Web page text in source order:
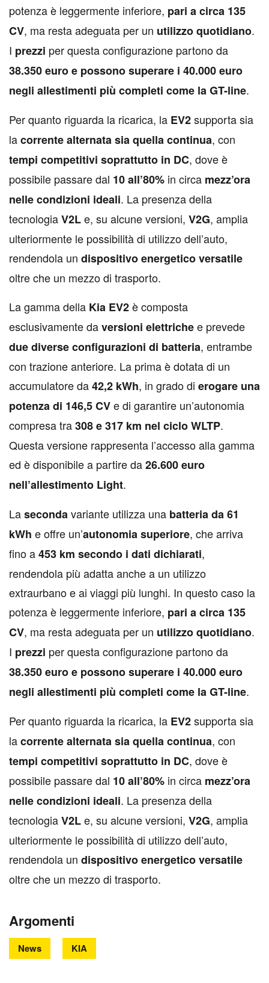
potenza è leggermente inferiore, pari a circa 135
CV, ma resta adeguata per un utilizzo quotidiano.
I prezzi per questa configurazione partono da
38.350 euro e possono superare i 40.000 euro
negli allestimenti più completi come la GT-line.
Per quanto riguarda la ricarica, la EV2supporta sia
lacorrente alternata sia quella continua, con
tempi competitivi soprattutto in DC, dove è
possibile passare dal 10 all’80% in circa mezz’ora
nelle condizioni ideali. La presenza della
tecnologiaV2Le, su alcune versioni, V2G, amplia
ulteriormente le possibilità di utilizzo dell’auto,
rendendola un dispositivo energetico versatile
oltre che un mezzo di trasporto.
La gamma della Kia EV2è composta
esclusivamente daversioni elettrichee prevede
due diverse configurazioni di batteria, entrambe
con trazione anteriore. La prima è dotata di un
accumulatore da42,2 kWh, in grado di erogare una
potenza di 146,5 CVe di garantire un’autonomia
compresa tra308 e 317 km nel ciclo WLTP.
Questa versione rappresenta l’accesso alla gamma
ed è disponibile a partire da26.600 euro
nell’allestimento Light.
Lasecondavariante utilizza una batteria da 61
kWh e offre un’autonomia superiore, che arriva
fino a453 km secondo i dati dichiarati,
rendendola più adatta anche a un utilizzo
extraurbano e ai viaggi più lunghi. In questo caso la
potenza è leggermente inferiore, pari a circa 135
CV, ma resta adeguata per un utilizzo quotidiano.
I prezzi per questa configurazione partono da
38.350 euro e possono superare i 40.000 euro
negli allestimenti più completi come la GT-line.
Per quanto riguarda la ricarica, la EV2supporta sia
lacorrente alternata sia quella continua, con
tempi competitivi soprattutto in DC, dove è
possibile passare dal 10 all’80% in circa mezz’ora
nelle condizioni ideali. La presenza della
tecnologiaV2Le, su alcune versioni, V2G, amplia
ulteriormente le possibilità di utilizzo dell’auto,
rendendola un dispositivo energetico versatile
oltre che un mezzo di trasporto.
Argomenti
News KIA